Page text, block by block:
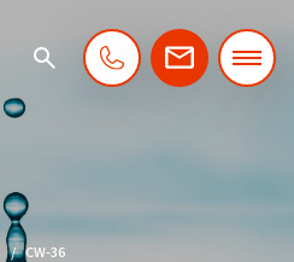
CW-36